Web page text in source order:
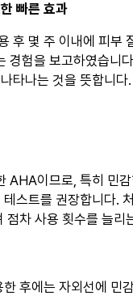
빠른 효과
후 몇 주 이내에 피부
경험을 보고하였습니
타나는 것을 뜻합니다.
AHA이므로, 특히 민
스트를 권장합니다.
점차 사용 횟수를 늘리
후에는 자외선에 민